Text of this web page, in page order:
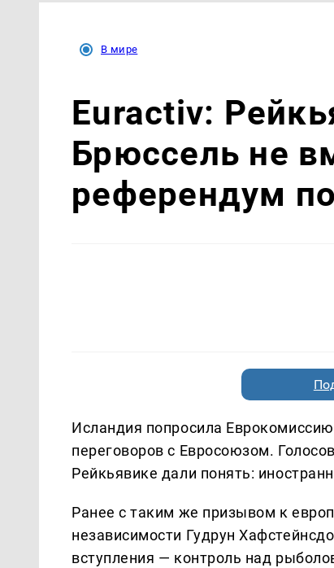
В мире
Euractiv:
Брюссель не
референдум
Исландия попросила
переговоров с Евросоюзом.
Рейкьявике дали понять:
Ранее с таким же призывом к
независимости Гудрун
вступления — контроль над